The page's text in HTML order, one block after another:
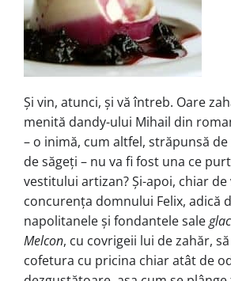
Și vin, atunci, și vă întreb. Oare
menită dandy-ului Mihail din
– o inimă, cum altfel, străpunsă
de săgeți – nu va fi fost una ce
vestitului artizan? Și-apoi, chiar de
concurența domnului Felix, adică
napolitanele și fondantele sale
Melcon, cu covrigeii lui de zahăr,
cofetura cu pricina chiar atât de